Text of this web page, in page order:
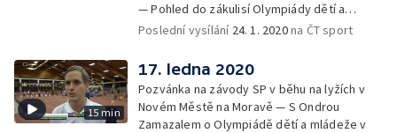
— Pohled do zákulisí Olympiády dětí a
mládeže v Karlovarském kraji — Upoutávka
Poslední vysílání 24. 1. 2020na ČT sport
15 min
17. ledna 2020
Pozvánka na závody SP v běhu na lyžích v
Novém Městě na Moravě — S Ondrou
Zamazalem o Olympiádě dětí a mládeže v